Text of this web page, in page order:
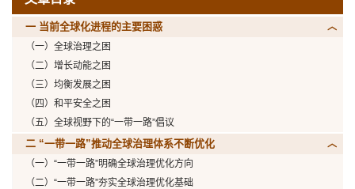
一 当前全球化进程的主要困惑
（一）全球治理之困
（二）增长动能之困
（三）均衡发展之困
（四）和平安全之困
（五）全球视野下的“一带一路”倡议
二 “一带一路”推动全球治理体系不断优化
（一）“一带一路”明确全球治理优化方向
（二）“一带一路”夯实全球治理优化基础